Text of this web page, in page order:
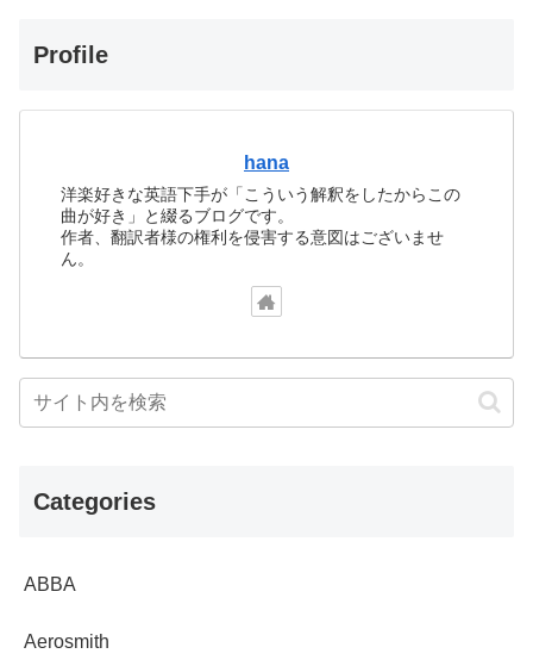
Profile
hana
洋楽好きな英語下手が「こういう解釈をしたからこの
曲が好き」と綴るブログです。
作者、翻訳者様の権利を侵害する意図はございませ
ん。
Categories
ABBA
Aerosmith